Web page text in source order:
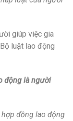
giúp việc gia
luật lao động
động là người
đồng lao động